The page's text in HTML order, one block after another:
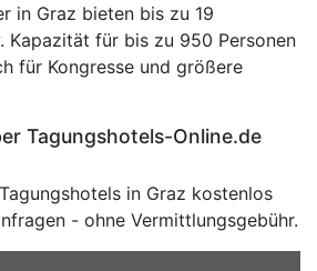
in Graz bieten bis zu 19
Kapazität für bis zu 950 Personen
für Kongresse und größere
Tagungshotels-Online.de
in Graz kostenlos
- ohne Vermittlungsgebühr.